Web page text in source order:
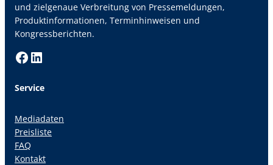
und zielgenaue Verbreitung von Pressemeldungen,
Produktinformationen, Terminhinweisen und
Kongressberichten.
Facebook LinkedIn
Service
Mediadaten
Preisliste
FAQ
Kontakt